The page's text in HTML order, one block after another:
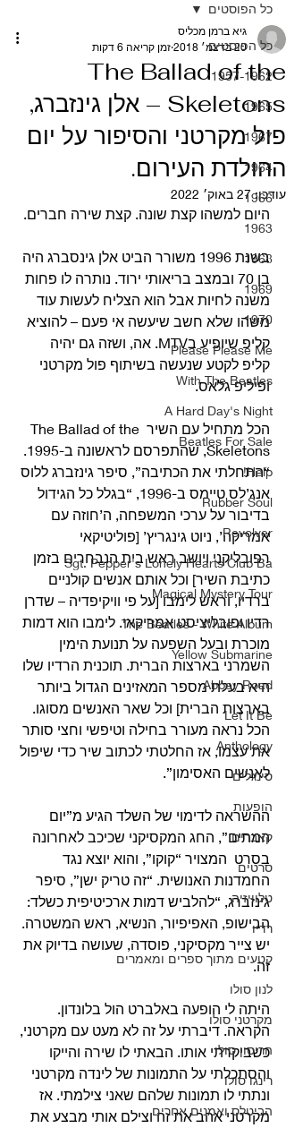
כל הפוסטים
1957-1962
1965
1967
1964
1966
1963
1968
1969
1970
Please Please Me
With The Beatles
A Hard Day's Night
Beatles For Sale
Help!
Rubber Soul
Revolver
Sgt. Pepper's Lonely Hearts Club Ba
Magical Mystery Tour
The Beatles - White Album
Yellow Submarine
Abbey Road
Let It Be
Anthology
סינגלים
הופעות
קאברים
סרטים
טלוויזיה
רדיו
קטעים מתוך ספרים ומאמרים
לנון סולו
מקרטני סולו
הריסון סולו
רינגו סולו
הביטלס ואמנים אחרים
כל הפוסטים
The Ballad of the
Skeletons – אלן גינזברג,
פול מקרטני והסיפור על יום
ההולדת העירום.
גיא ברמן מכליס
20 בדצמ׳ 2018
זמן קריאה 6 דקות
עודכן:27 באוק׳ 2022
היום למשהו קצת שונה. קצת שירה חברים.
בשנת 1996 משורר הביט אלן גינסברג היה
בן 70 ובמצב בריאותי ירוד. נותרה לו פחות
משנה לחיות אבל הוא הצליח לעשות עוד
משהו שלא חשב שיעשה אי פעם – להוציא
קליפ שיופיע בMTV. אה, ושזה גם יהיה
קליפ לקטע שנעשה בשיתוף פול מקרטני
ופיליפ גלאס.
הכל מתחיל עם השיר The Ballad of the
Skeletons, שהתפרסם לראשונה ב-1995.
“התחלתי את הכתיבה”, סיפר גינזברג ללוס
אנג’לס טיימס ב-1996, “בגלל כל הגידול
בדיבור על ערכי המשפחה, ה’חוזה עם
אמריקה’, ניוט גינגריץ’ [פוליטיקאי
רפובליקני ויושב ראש בית הנבחרים בזמן
כתיבת השיר] וכל אותם אנשים קולניים
ברדיו, וראש לימבו [על פי וויקיפדיה – שדרן
רדיו ופובליציסט אמריקאי. לימבו הוא דמות
מוכרת ובעל השפעה על תנועת הימין
השמרני בארצות הברית. תוכנית הרדיו שלו
היא בעלת מספר המאזינים הגדול ביותר
בארצות הברית] וכל שאר האנשים מסוגו.
הכל נראה מעורר בחילה וטיפשי וחצי סותר
את עצמו, אז החלטתי לכתוב שיר כדי שיפול
לאנשים האסימון”.
ההשראה לדימוי של השלד הגיע מ”יום
המתים”, החג המקסיקני שכיכב לאחרונה
בסרט  המצויר “קוקו”, והוא יוצא נגד
החמדנות האנושית. “זה טריק ישן”, סיפר
גינזברג, “להלביש דמות ארכיטיפית כשלד:
הבישופ, האפיפיור, הנשיא, ראש המשטרה.
יש צייר מקסיקני, פוסדה, שעושה בדיוק את
זה.
היתה לי הופעה באלברט הול בלונדון.
הקראה. דיברתי על זה לא מעט עם מקרטני,
כשביקרתי אותו. הבאתי לו שירה והייקו
והסתכלתי על התמונות של לינדה מקרטני
ונתתי לו תמונות שלהם שאני צילמתי. אז
מקרטני אהב את זה וצילם אותי מבצע את